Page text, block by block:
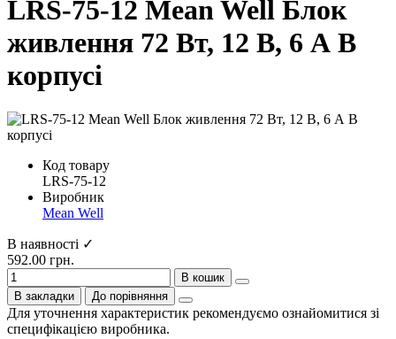
LRS-75-12 Mean Well Блок
живлення 72 Вт, 12 В, 6 А В
корпусі
Код товару
LRS-75-12
Виробник
Mean Well
В наявності ✓
592.00 грн.
В кошик
В закладки
До порівняння
Для уточнення характеристик рекомендуємо ознайомитися зі
специфікацією виробника.